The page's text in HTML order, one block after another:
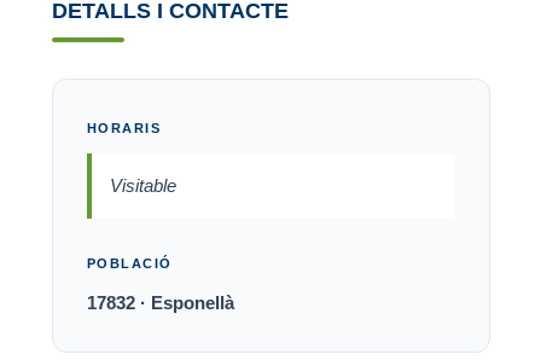
DETALLS I CONTACTE
HORARIS
Visitable
POBLACIÓ
17832 · Esponellà